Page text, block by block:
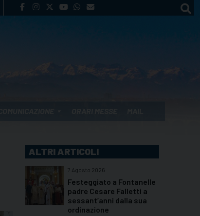
ALTRI ARTICOLI
7 Agosto 2026
Festeggiato a Fontanelle
padre Cesare Falletti a
sessant’anni dalla sua
ordinazione